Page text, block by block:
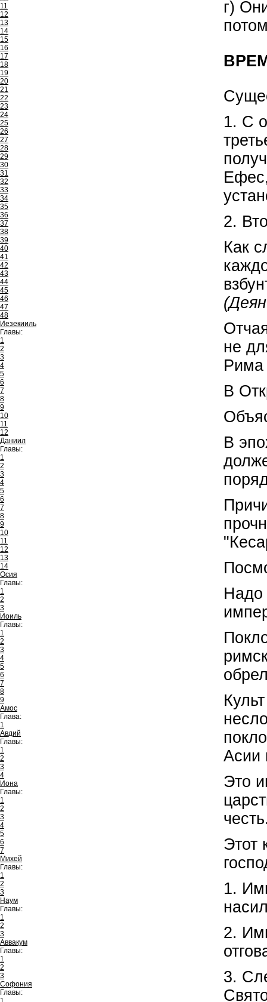
11
12
13
14
15
16
17
18
19
20
21
22
23
24
25
26
27
28
29
30
31
32
33
34
35
36
37
38
39
40
41
42
43
44
45
46
47
48
Иезекииль
Главы:
1
2
3
4
5
6
7
8
9
10
11
12
Даниил
Главы:
1
2
3
4
5
6
7
8
9
10
11
12
13
14
Осия
Главы:
1
2
3
Иоиль
Главы:
1
2
3
4
5
6
7
8
9
Амос
Глава:
1
Авдий
Главы:
1
2
3
4
Иона
Главы:
1
2
3
4
5
6
7
Михей
Главы:
1
2
3
Наум
Главы:
1
2
3
Аввакум
Главы:
1
2
3
Софония
Главы:
г)
1. С
2.
Как
не
Рима
В
В
Надо
Асии
Это
Этот
1.
2.
3.